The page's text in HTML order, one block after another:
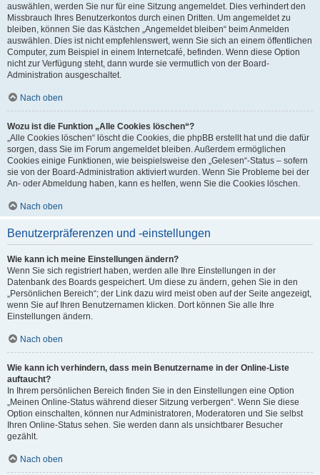
auswählen, werden Sie nur für eine Sitzung angemeldet. Dies verhindert den
Missbrauch Ihres Benutzerkontos durch einen Dritten. Um angemeldet zu
bleiben, können Sie das Kästchen „Angemeldet bleiben“ beim Anmelden
auswählen. Dies ist nicht empfehlenswert, wenn Sie sich an einem öffentlichen
Computer, zum Beispiel in einem Internetcafé, befinden. Wenn diese Option
nicht zur Verfügung steht, dann wurde sie vermutlich von der Board-
Administration ausgeschaltet.
Nach oben
Wozu ist die Funktion „Alle Cookies löschen“?
„Alle Cookies löschen“ löscht die Cookies, die phpBB erstellt hat und die dafür
sorgen, dass Sie im Forum angemeldet bleiben. Außerdem ermöglichen
Cookies einige Funktionen, wie beispielsweise den „Gelesen“-Status – sofern
sie von der Board-Administration aktiviert wurden. Wenn Sie Probleme bei der
An- oder Abmeldung haben, kann es helfen, wenn Sie die Cookies löschen.
Nach oben
Benutzerpräferenzen und -einstellungen
Wie kann ich meine Einstellungen ändern?
Wenn Sie sich registriert haben, werden alle Ihre Einstellungen in der
Datenbank des Boards gespeichert. Um diese zu ändern, gehen Sie in den
„Persönlichen Bereich“; der Link dazu wird meist oben auf der Seite angezeigt,
wenn Sie auf Ihren Benutzernamen klicken. Dort können Sie alle Ihre
Einstellungen ändern.
Nach oben
Wie kann ich verhindern, dass mein Benutzername in der Online-Liste
auftaucht?
In Ihrem persönlichen Bereich finden Sie in den Einstellungen eine Option
„Meinen Online-Status während dieser Sitzung verbergen“. Wenn Sie diese
Option einschalten, können nur Administratoren, Moderatoren und Sie selbst
Ihren Online-Status sehen. Sie werden dann als unsichtbarer Besucher
gezählt.
Nach oben